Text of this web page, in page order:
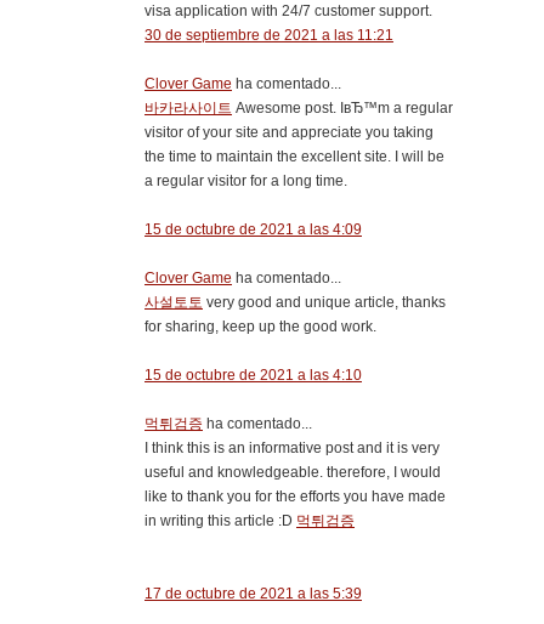
visa application with 24/7 customer support.
30 de septiembre de 2021 a las 11:21
Clover Game ha comentado...
바카라사이트 Awesome post. IвЂ™m a regular
visitor of your site and appreciate you taking
the time to maintain the excellent site. I will be
a regular visitor for a long time.
15 de octubre de 2021 a las 4:09
Clover Game ha comentado...
사설토토 very good and unique article, thanks
for sharing, keep up the good work.
15 de octubre de 2021 a las 4:10
먹튀검증 ha comentado...
I think this is an informative post and it is very
useful and knowledgeable. therefore, I would
like to thank you for the efforts you have made
in writing this article :D 먹튀검증
17 de octubre de 2021 a las 5:39